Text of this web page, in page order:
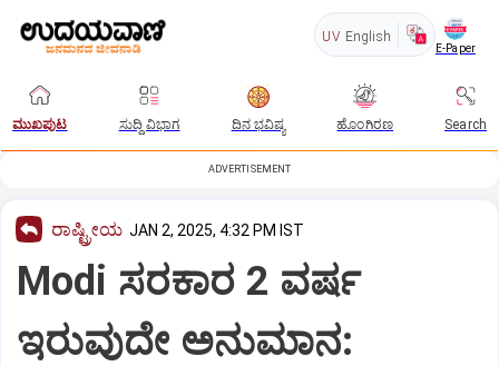
UV English
E-Paper
ಮುಖಪುಟ ಸುದ್ದಿ ವಿಭಾಗ ದಿನ ಭವಿಷ್ಯ ಹೊಂಗಿರಣ Search
ADVERTISEMENT
ರಾಷ್ಟ್ರೀಯ JAN 2, 2025, 4:32 PM IST
Modi ಸರಕಾರ 2 ವರ್ಷ
ಇರುವುದೇ ಅನುಮಾನ: